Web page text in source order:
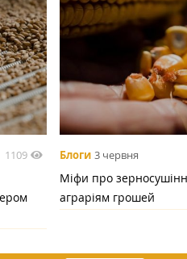
1109 Блоги 3 червня
Міфи про
аграріям грошей